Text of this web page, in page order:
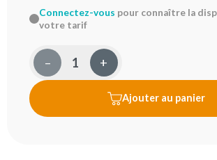
Connectez-vous pour connaître la
votre tarif
– +
Ajouter au panier